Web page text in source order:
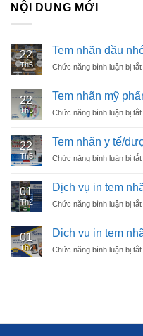
NỘI DUNG MỚI
22
Th5
Tem nhãn dầu
Chức năng bình luận bị tắt
22
Th5
Tem nhãn mỹ
Chức năng bình luận bị tắt
22
Th5
Tem nhãn y tế/
Chức năng bình luận bị tắt
01
Th2
Dịch vụ in tem
Chức năng bình luận bị tắt
01
Th2
Dịch vụ in tem
Chức năng bình luận bị tắt